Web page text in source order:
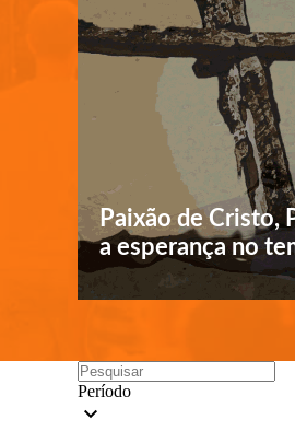
Paixão de Cristo,
a esperança no
Período
keyboard_arrow_down